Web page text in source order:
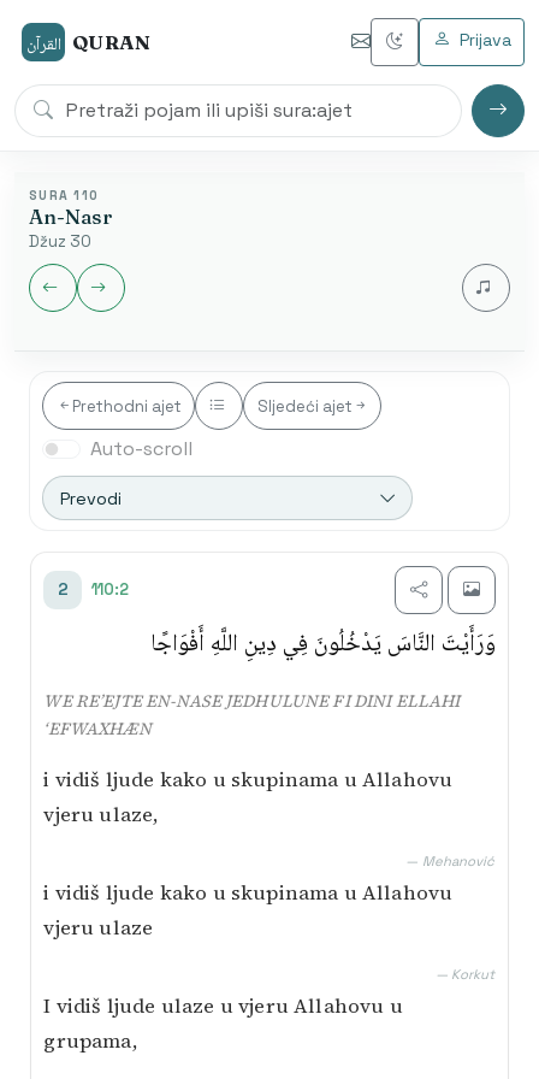
القرآن QURAN Prijava
SURA 110
An-Nasr
Džuz 30
Jezik audia
Početak od ajeta je dostupan samo u arapskom
modu.
Prethodni ajet Sljedeći ajet
Auto-scroll
Prevodi
Besim Korkut
Mustafa Mlivo
Mićo Ljubibratić
Muhamed Mehanović
2 110:2
وَرَأَيْتَ النَّاسَ يَدْخُلُونَ فِي دِينِ اللَّهِ أَفْوَاجًا
WE RE’EJTE EN-NASE JEDHULUNE FI DINI ELLAHI
‘EFWAXHÆN
i vidiš ljude kako u skupinama u Allahovu
vjeru ulaze,
— Mehanović
i vidiš ljude kako u skupinama u Allahovu
vjeru ulaze
— Korkut
I vidiš ljude ulaze u vjeru Allahovu u
grupama,